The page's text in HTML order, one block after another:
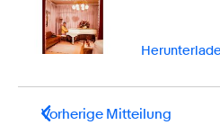
Vorherige Mitteilung